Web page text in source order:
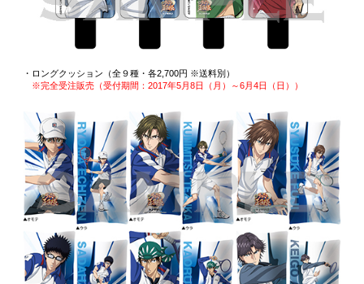
・ロングクッション（全９種・各2,700円 ※送料別）
※完全受注販売（受付期間：2017年5月8日（月）～6月4日（日））